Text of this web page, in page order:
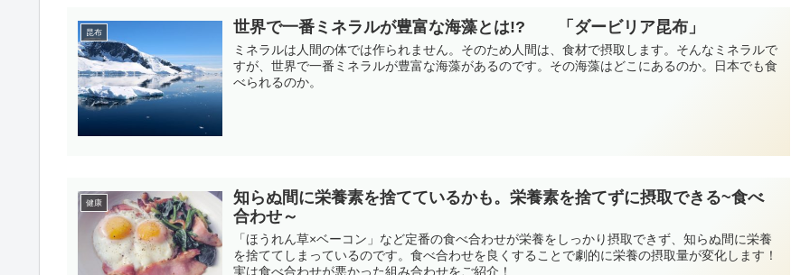
昆布 世界で一番ミネラルが豊富な海藻とは!? 「ダービリア昆布」
ミネラルは人間の体では作られません。そのため人間は、食材で摂取します。そんなミネラルで
すが、世界で一番ミネラルが豊富な海藻があるのです。その海藻はどこにあるのか。日本でも食
べられるのか。
健康
知らぬ間に栄養素を捨てているかも。栄養素を捨てずに摂取できる~食べ
合わせ～
「ほうれん草×ベーコン」など定番の食べ合わせが栄養をしっかり摂取できず、知らぬ間に栄養
を捨ててしまっているのです。食べ合わせを良くすることで劇的に栄養の摂取量が変化します！
実は食べ合わせが悪かった組み合わせをご紹介！